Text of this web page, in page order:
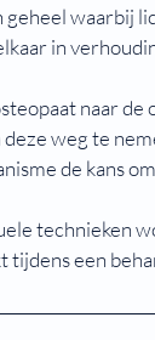
waarbij
in
naar
weg te
de kans
technieken
tijdens een